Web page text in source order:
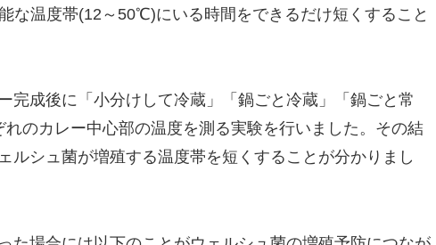
な温度帯(12～50℃)にいる時間をできるだけ短くすること
完成後に「小分けして冷蔵」「鍋ごと冷蔵」「鍋ごと常
のカレー中心部の温度を測る実験を行いました。その結
ルシュ菌が増殖する温度帯を短くすることが分かりまし